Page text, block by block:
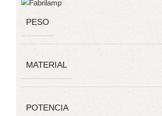
PESO
MATERIAL
POTENCIA